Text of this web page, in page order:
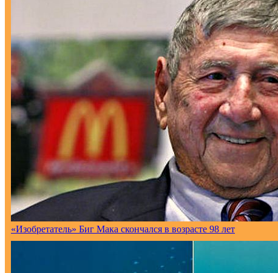
«Изобретатель» Биг Мака скончался в возрасте 98 лет